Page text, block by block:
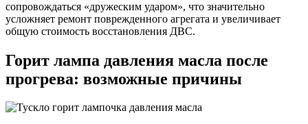
сопровождаться «дружеским ударом», что значительно
усложняет ремонт поврежденного агрегата и увеличивает
общую стоимость восстановления ДВС.
Горит лампа давления масла после
прогрева: возможные причины